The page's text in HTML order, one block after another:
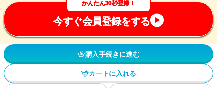
かんたん30秒登録！
今すぐ会員登録をする
購入手続きに進む
カートに入れる